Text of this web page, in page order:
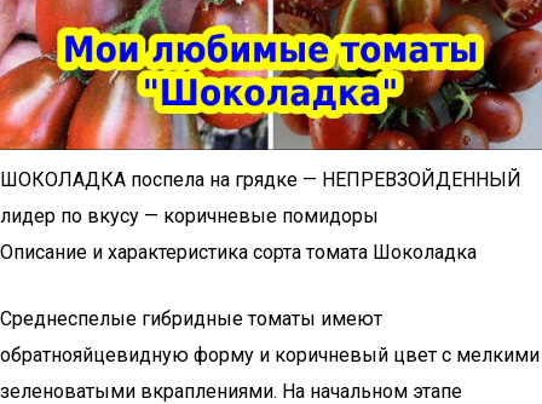
ШОКОЛАДКА поспела на грядке — НЕПРЕВЗОЙДЕННЫЙ
лидер по вкусу — коричневые помидоры
Описание и характеристика сорта томата Шоколадка
Среднеспелые гибридные томаты имеют
обратнояйцевидную форму и коричневый цвет с мелкими
зеленоватыми вкраплениями. На начальном этапе